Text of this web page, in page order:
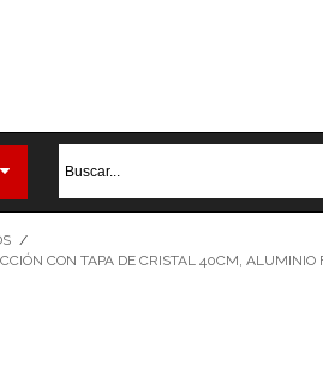
/
CON TAPA DE CRISTAL 40CM,